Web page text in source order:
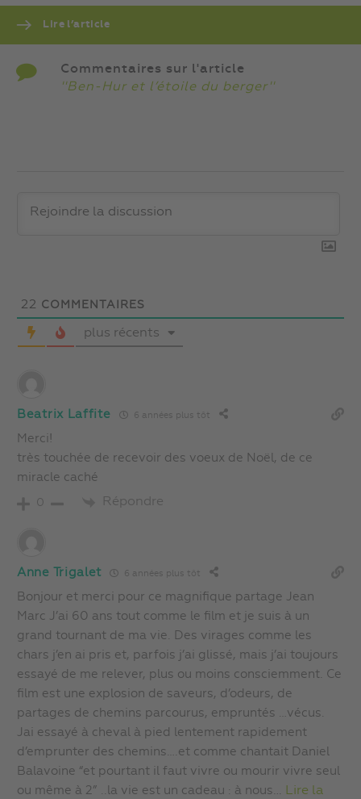
Lire l’article
Commentaires sur l'article
''Ben-Hur et l’étoile du berger''
22 COMMENTAIRES
plus récents
Beatrix Laffite 6 années plus tôt
Merci!
très touchée de recevoir des voeux de Noël, de ce
miracle caché
0 Répondre
Anne Trigalet 6 années plus tôt
Bonjour et merci pour ce magnifique partage Jean
Marc J’ai 60 ans tout comme le film et je suis à un
grand tournant de ma vie. Des virages comme les
chars j’en ai pris et, parfois j’ai glissé, mais j’ai toujours
essayé de me relever, plus ou moins consciemment. Ce
film est une explosion de saveurs, d’odeurs, de
partages de chemins parcourus, empruntés …vécus.
Jai essayé à cheval à pied lentement rapidement
d’emprunter des chemins….et comme chantait Daniel
Balavoine “et pourtant il faut vivre ou mourir vivre seul
ou même à 2” ..la vie est un cadeau : à nous… Lire la